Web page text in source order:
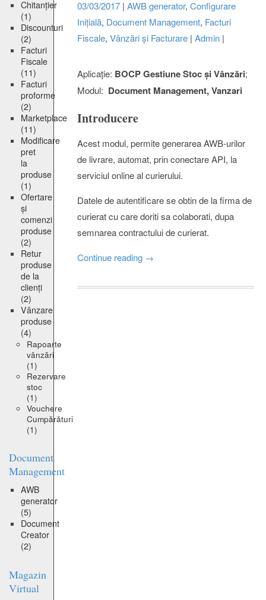
Chitanțier
(1)
Discounturi
(2)
Facturi
Fiscale
(11)
Facturi
proforme
(2)
Marketplace
(11)
Modificare
pret
la
produse
(1)
Ofertare
și
comenzi
produse
(2)
Retur
produse
de la
clienți
(2)
Vânzare
produse
(4)
Rapoarte
vânzări
(1)
Rezervare
stoc
(1)
Vouchere
Cumpărături
(1)
Document
Management
AWB
generator
(5)
Document
Creator
(2)
Magazin
Virtual
03/03/2017| AWB generator, Configurare
Inițială, Document Management, Facturi
Fiscale, Vânzări și Facturare| Admin|
Aplicație: BOCP Gestiune Stoc și Vânzări;
Modul: Document Management, Vanzari
Introducere
Acest modul, permite generarea AWB-urilor
de livrare, automat, prin conectare API, la
serviciul online al curierului.
Datele de autentificare se obtin de la firma de
curierat cu care doriti sa colaborati, dupa
semnarea contractului de curierat.
Continue reading →